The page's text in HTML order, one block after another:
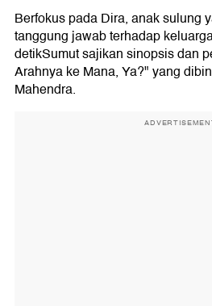
Berfokus pada Dira, anak sulung
tanggung jawab terhadap
detikSumut sajikan sinopsis dan
Arahnya ke Mana, Ya?" yang
Mahendra.